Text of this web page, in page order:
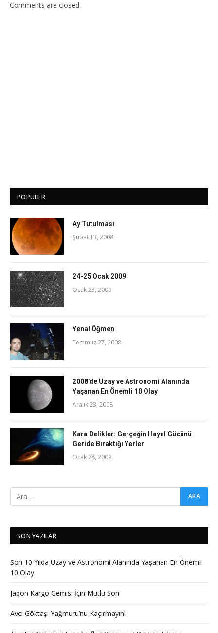
Comments are closed.
POPULER
Ay Tutulması
Şubat 13, 2008
24-25 Ocak 2009
Ocak 23, 2009
Yenal Öğmen
Temmuz 27, 2008
2008’de Uzay ve Astronomi Alanında
Yaşanan En Önemli 10 Olay
Aralık 23, 2008
Kara Delikler: Gerçeğin Hayal Gücünü
Geride Bıraktığı Yerler
Ocak 28, 2009
SON YAZILAR
Son 10 Yılda Uzay ve Astronomi Alanında Yaşanan En Önemli
10 Olay
Japon Kargo Gemisi İçin Mutlu Son
Avcı Göktaşı Yağmuru’nu Kaçırmayın!